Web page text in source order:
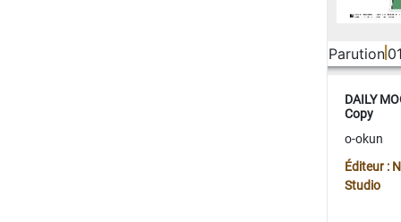
Parution
DAILY
Copy
o-okun
Éditeur :
Studio